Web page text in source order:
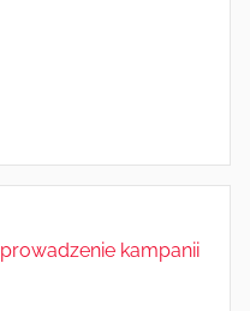
prowadzenie kampanii